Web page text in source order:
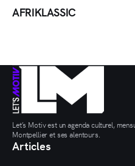
AFRIKLASSIC
Let’s Motiv est un agenda culturel,
Montpellier et ses alentours.
Articles